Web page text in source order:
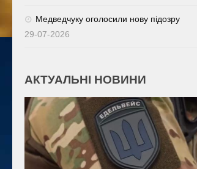
Медведчуку оголосили нову підозру
29-07-2026
АКТУАЛЬНІ НОВИНИ